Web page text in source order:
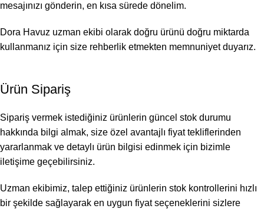
mesajınızı gönderin, en kısa sürede dönelim.
Dora Havuz uzman ekibi olarak doğru ürünü doğru miktarda
kullanmanız için size rehberlik etmekten memnuniyet duyarız.
Ürün Sipariş
Sipariş vermek istediğiniz ürünlerin güncel stok durumu
hakkında bilgi almak, size özel avantajlı fiyat tekliflerinden
yararlanmak ve detaylı ürün bilgisi edinmek için bizimle
iletişime geçebilirsiniz.
Uzman ekibimiz, talep ettiğiniz ürünlerin stok kontrollerini hızlı
bir şekilde sağlayarak en uygun fiyat seçeneklerini sizlere